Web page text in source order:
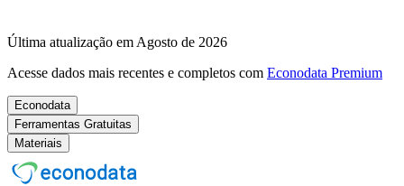
Última atualização em Agosto de 2026
Acesse dados mais recentes e completos com Econodata Premium
Econodata
Ferramentas Gratuitas
Materiais